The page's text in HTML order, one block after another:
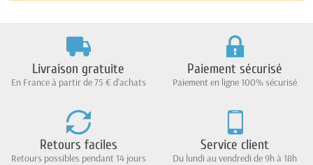
Livraison gratuite
En France à partir de 75 € d'achats
Paiement sécurisé
Paiement en ligne 100% sécurisé
Retours faciles
Retours possibles pendant 14 jours
Service client
Du lundi au vendredi de 9h à 18h